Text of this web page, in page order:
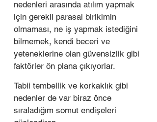
nedenleri arasında atılım yapmak
için gerekli parasal birikimin
olmaması, ne iş yapmak istediğini
bilmemek, kendi beceri ve
yeteneklerine olan güvensizlik gibi
faktörler ön plana çıkıyorlar.
Tabii tembellik ve korkaklık gibi
nedenler de var biraz önce
sıraladığım somut endişeleri